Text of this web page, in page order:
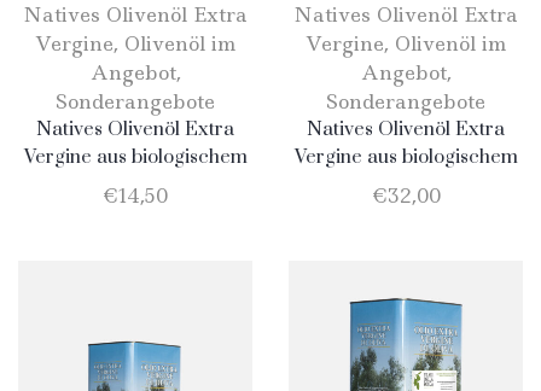
Natives Olivenöl Extra
Vergine, Olivenöl im
Angebot,
Sonderangebote
Natives Olivenöl Extra
Vergine aus biologischem
Anbau – 750 ml
€14,50
Natives Olivenöl Extra
Vergine, Olivenöl im
Angebot,
Sonderangebote
Natives Olivenöl Extra
Vergine aus biologischem
Anbau – Dose 2 liter
€32,00